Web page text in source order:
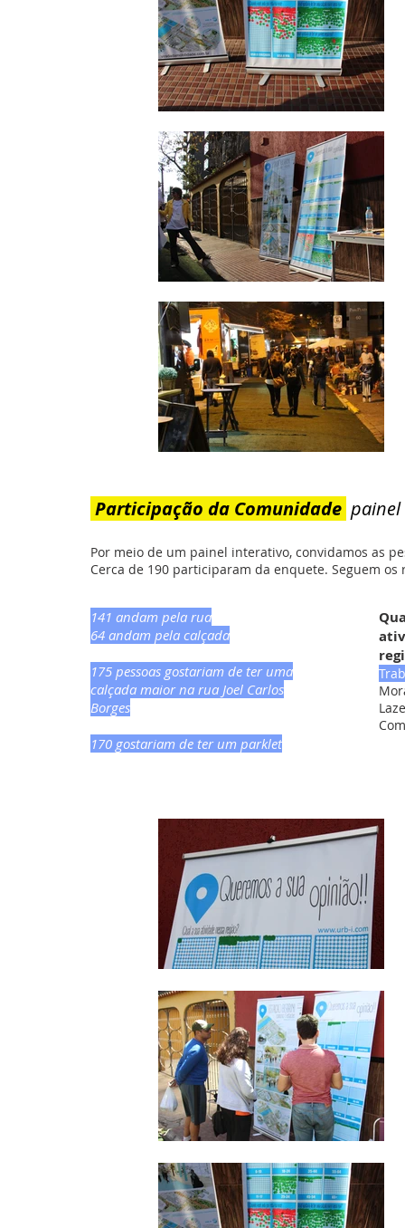
Participação da Comunidade
Por meio de um painel interativo, convidamos as
Cerca de 190 participaram da enquete. Seguem os
141 andam pela rua
64 andam pela calçada
175 pessoas gostariam de ter uma
calçada maior na rua Joel Carlos
Borges
170 gostariam de ter um parklet